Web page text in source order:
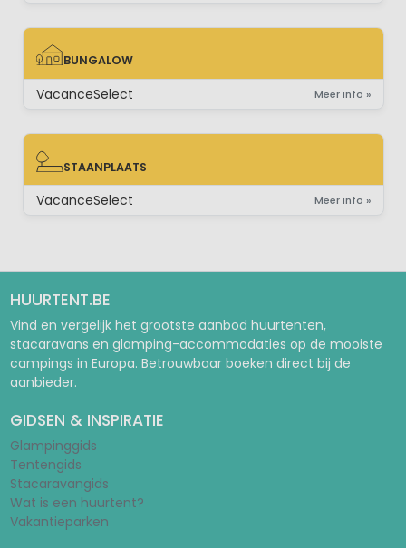
BUNGALOW
BUNGALOW
VacanceSelect Meer info »
STAANPLAATS
STAANPLAATS
VacanceSelect Meer info »
HUURTENT.BE
Vind en vergelijk het grootste aanbod huurtenten,
stacaravans en glamping-accommodaties op de mooiste
campings in Europa. Betrouwbaar boeken direct bij de
aanbieder.
GIDSEN & INSPIRATIE
Glampinggids
Tentengids
Stacaravangids
Wat is een huurtent?
Vakantieparken